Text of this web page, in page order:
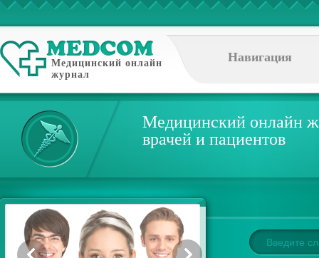
Медицинский онлайн
журнал
Навигация
Медицинский онлайн
врачей и пациентов